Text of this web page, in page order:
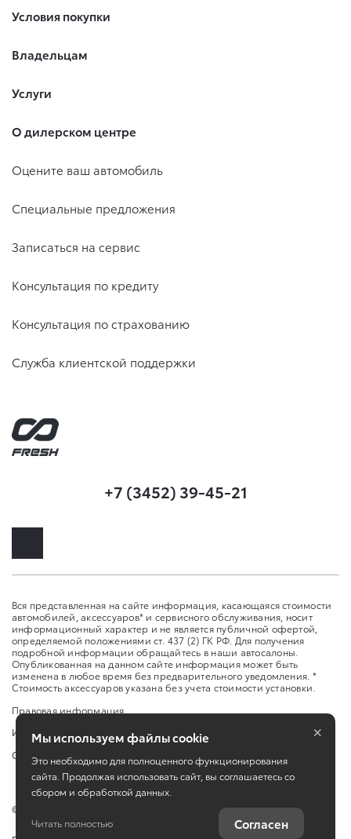
Условия покупки
Владельцам
Услуги
О дилерском центре
Оцените ваш автомобиль
Специальные предложения
Записаться на сервис
Консультация по кредиту
Консультация по страхованию
Служба клиентской поддержки
+7 (3452) 39-45-21
Вся представленная на сайте информация, касающаяся стоимости
автомобилей, аксессуаров* и сервисного обслуживания, носит
информационный характер и не является публичной офертой,
определяемой положениями ст. 437 (2) ГК РФ. Для получения
подробной информации обращайтесь в наши автосалоны.
Опубликованная на данном сайте информация может быть
изменена в любое время без предварительного уведомления. *
Стоимость аксессуаров указана без учета стоимости установки.
Правовая информация
Изменить настройку cookies
Сбросить cookie
©
Мы используем файлы cookie
Это необходимо для полноценного функционирования
сайта. Продолжая использовать сайт, вы соглашаетесь со
сбором и обработкой данных.
Читать полностью Согласен
×